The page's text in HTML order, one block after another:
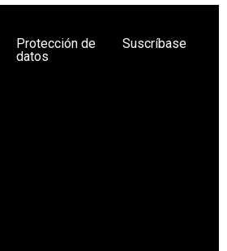
Protección de
datos
Suscríbase